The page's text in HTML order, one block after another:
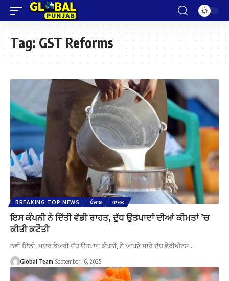
Tag: GST Reforms
BREAKING TOP NEWS ਪੰਜਾਬ ਭਾਰਤ
ਇਸ ਕੰਪਨੀ ਨੇ ਦਿੱਤੀ ਵੱਡੀ ਰਾਹਤ, ਦੁੱਧ ਉਤਪਾਦਾਂ ਦੀਆਂ ਕੀਮਤਾਂ ’ਚ
ਕੀਤੀ ਕਟੌਤੀ
ਨਵੀਂ ਦਿੱਲੀ: ਮਦਰ ਡੇਅਰੀ ਦੁੱਧ ਉਤਪਾਦ ਕੰਪਨੀ, ਨੇ ਆਪਣੇ ਸਾਰੇ ਦੁੱਧ ਵੇਰੀਐਂਟਸ…
Global Team September 16, 2025